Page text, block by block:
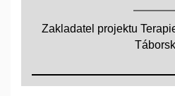
Zakladatel projektu